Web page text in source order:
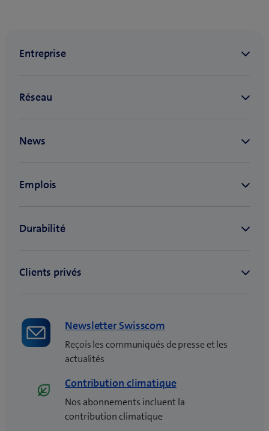
Newsletter Swisscom
Reçois les communiqués de presse et les
actualités
Contribution climatique
Nos abonnements incluent la
contribution climatique